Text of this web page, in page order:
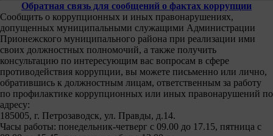
Обратная связь для сообщений о фактах коррупции
Сообщить о коррупционных и иных правонарушениях,
допущенных муниципальными служащими Администрации
Прионежского муниципального района при реализации ими
своих должностных полномочий, а также получить
консультацию по интересующим вас вопросам в сфере
противодействия коррупции, вы можете письменно или лично,
обратившись к должностным лицам, ответственным за работу
по профилактике коррупционных или иных правонарушений по
адресу:
185005, г. Петрозаводск, ул. Правды, д.14.
Часы работы: понедельник-четверг с 09.00 до 17.15, пятница с